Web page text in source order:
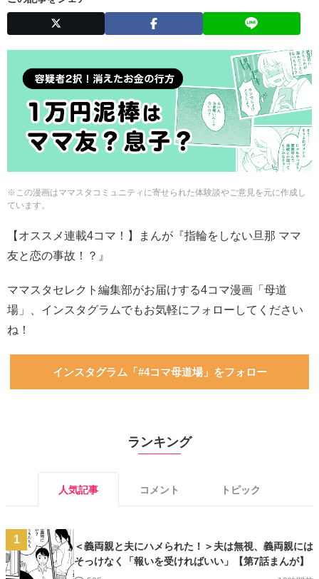
※この漫画はママスタコミュニティに寄せられた体験談やご意見を元に作成し
ています。
【オススメ連載4コマ！】まんが『指輪をしない旦那 ママ
友と恋の事故！？』
ママスタセレクト編集部がお届けする4コマ漫画「母道
場」、インスタグラムでもお気軽にフォローしてください
ね！
インスタグラム「#4コマ母道場」をフォロー
ランキング
人気記事 コメント トピック
1
＜義両親と夫にハメられた！＞夫は無視、義両親には
そっけなく「報いを受ければいい」【第7話まんが】